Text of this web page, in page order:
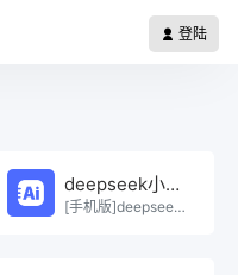
登陆
deepseek小程序
[手机版]deepseek小程序在线使用。